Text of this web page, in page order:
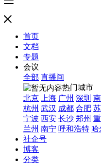
首页
文档
专题
会议
全部 直播间
热门城市
北京
上海 广州 深圳
杭州 武汉 成都 合肥
宁波 西安 长沙 郑州
兰州 南宁 呼和浩特 哈
社企号
博客
分类